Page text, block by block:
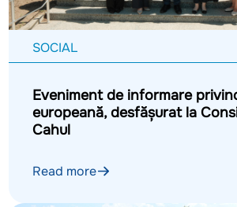
SOCIAL
Eveniment de informare
europeană, desfășurat la
Cahul
Read more